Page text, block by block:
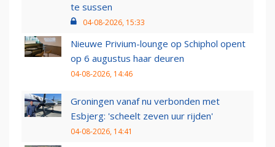
te sussen
04-08-2026, 15:33
Nieuwe Privium-lounge op Schiphol opent
op 6 augustus haar deuren
04-08-2026, 14:46
Groningen vanaf nu verbonden met
Esbjerg: 'scheelt zeven uur rijden'
04-08-2026, 14:41